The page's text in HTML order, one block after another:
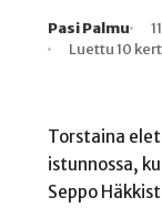
Kirjoittaja
Pasi Palmu
Julkaistu
Lukuaika
Lukukertoja
Luettu 10
Torstaina
istunnossa,
Seppo